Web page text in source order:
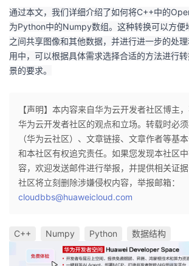
通过本文，我们详细介绍了如何将C++中的
为Python中的Numpy数组。这种转换可以方便
之间共享图像和其他数据，并进行进一步的处
用中，可以根据具体需求选择合适的方法进行
景的要求。
【声明】本内容来自华为云开发者社区博主
华为云开发者社区的观点和立场。转载时必
（华为云社区）、文章链接、文章作者等基
和本社区有权追究责任。如果您发现本社区
容，欢迎发送邮件进行举报，并提供相关证
社区将立刻删除涉嫌侵权内容，举报邮箱：
cloudbbs@huaweicloud.com
C++ Numpy Python 数据结构